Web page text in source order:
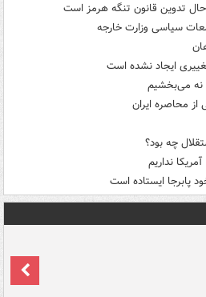
تدوین قانون تنگه هرمز است
سیاسی وزارت خارجه
ایجاد نشده است
نه می‌بخشیم
از محاصره ایران
چه بود؟
نداریم
پابرجا ایستاده است